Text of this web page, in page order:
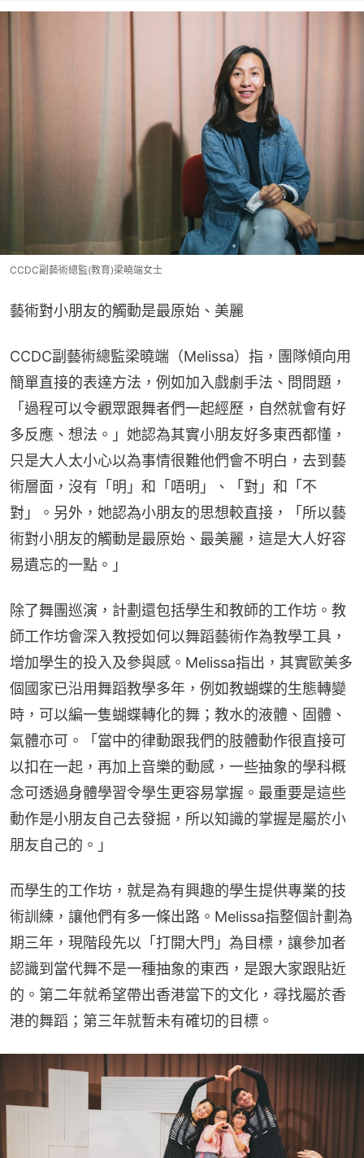
CCDC副藝術總監(教育)梁曉端女士
藝術對小朋友的觸動是最原始、美麗
CCDC副藝術總監梁曉端（Melissa）指，團隊傾向用
簡單直接的表達方法，例如加入戲劇手法、問問題，
「過程可以令觀眾跟舞者們一起經歷，自然就會有好
多反應、想法。」她認為其實小朋友好多東西都懂，
只是大人太小心以為事情很難他們會不明白，去到藝
術層面，沒有「明」和「唔明」、「對」和「不
對」。另外，她認為小朋友的思想較直接，「所以藝
術對小朋友的觸動是最原始、最美麗，這是大人好容
易遺忘的一點。」
除了舞團巡演，計劃還包括學生和教師的工作坊。教
師工作坊會深入教授如何以舞蹈藝術作為教學工具，
增加學生的投入及參與感。Melissa指出，其實歐美多
個國家已沿用舞蹈教學多年，例如教蝴蝶的生態轉變
時，可以編一隻蝴蝶轉化的舞；教水的液體、固體、
氣體亦可。「當中的律動跟我們的肢體動作很直接可
以扣在一起，再加上音樂的動感，一些抽象的學科概
念可透過身體學習令學生更容易掌握。最重要是這些
動作是小朋友自己去發掘，所以知識的掌握是屬於小
朋友自己的。」
而學生的工作坊，就是為有興趣的學生提供專業的技
術訓練，讓他們有多一條出路。Melissa指整個計劃為
期三年，現階段先以「打開大門」為目標，讓參加者
認識到當代舞不是一種抽象的東西，是跟大家跟貼近
的。第二年就希望帶出香港當下的文化，尋找屬於香
港的舞蹈；第三年就暫未有確切的目標。